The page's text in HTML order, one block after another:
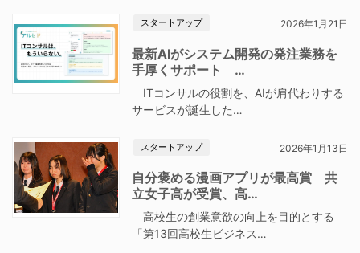
スタートアップ 2026年1月21日
最新AIがシステム開発の発注業務を
手厚くサポート …
ITコンサルの役割を、AIが肩代わりする
サービスが誕生した…
スタートアップ 2026年1月13日
自分褒める漫画アプリが最高賞 共
立女子高が受賞、高…
高校生の創業意欲の向上を目的とする
「第13回高校生ビジネス…